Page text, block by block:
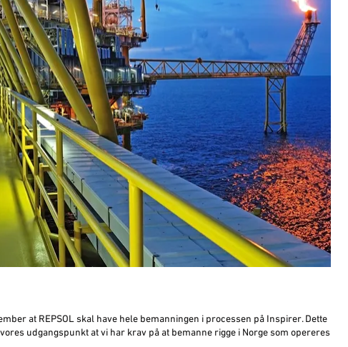
at REPSOL skal have hele bemanningen i processen på Inspirer. Dette
udgangspunkt at vi har krav på at bemanne rigge i Norge som opereres